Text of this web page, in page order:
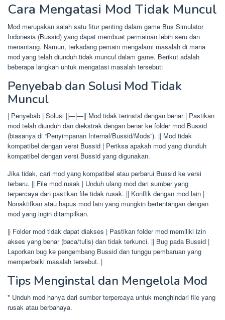
Cara Mengatasi Mod Tidak Muncul
Mod merupakan salah satu fitur penting dalam game Bus Simulator
Indonesia (Bussid) yang dapat membuat permainan lebih seru dan
menantang. Namun, terkadang pemain mengalami masalah di mana
mod yang telah diunduh tidak muncul dalam game. Berikut adalah
beberapa langkah untuk mengatasi masalah tersebut:
Penyebab dan Solusi Mod Tidak
Muncul
| Penyebab | Solusi ||—|—|| Mod tidak terinstal dengan benar | Pastikan
mod telah diunduh dan diekstrak dengan benar ke folder mod Bussid
(biasanya di “Penyimpanan Internal/Bussid/Mods”). || Mod tidak
kompatibel dengan versi Bussid | Periksa apakah mod yang diunduh
kompatibel dengan versi Bussid yang digunakan.
Jika tidak, cari mod yang kompatibel atau perbarui Bussid ke versi
terbaru. || File mod rusak | Unduh ulang mod dari sumber yang
terpercaya dan pastikan file tidak rusak. || Konflik dengan mod lain |
Nonaktifkan atau hapus mod lain yang mungkin bertentangan dengan
mod yang ingin ditampilkan.
|| Folder mod tidak dapat diakses | Pastikan folder mod memiliki izin
akses yang benar (baca/tulis) dan tidak terkunci. || Bug pada Bussid |
Laporkan bug ke pengembang Bussid dan tunggu pembaruan yang
memperbaiki masalah tersebut. |
Tips Menginstal dan Mengelola Mod
* Unduh mod hanya dari sumber terpercaya untuk menghindari file yang
rusak atau berbahaya.